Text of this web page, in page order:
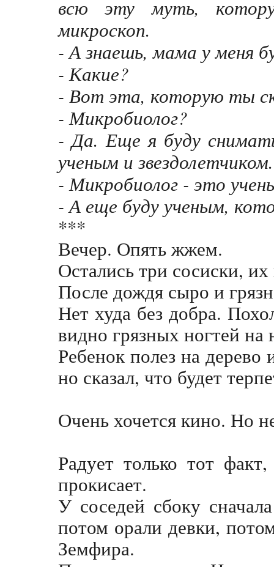
всю эту муть,
микроскоп.
- А знаешь, мама у меня
- Какие?
- Вот эта, которую ты
- Микробиолог?
- Да. Еще я буду
ученым и звездолетчиком.
- Микробиолог - это
- А еще буду ученым,
***
Вечер. Опять жжем.
Остались три сосиски,
После дождя сыро и
Нет худа без добра.
видно грязных ногтей на
Ребенок полез на
но сказал, что будет
Очень хочется кино. Но
Радует только тот
прокисает.
У соседей сбоку
потом орали девки,
Земфира.